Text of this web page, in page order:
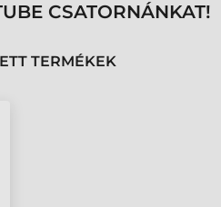
CSATORNÁNKAT!
TERMÉKEK